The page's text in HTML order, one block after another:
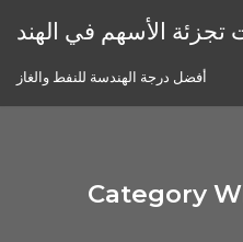
تجزئة الأسهم في الهند
أفضل درجة الهندسة للنفط والغاز
Category